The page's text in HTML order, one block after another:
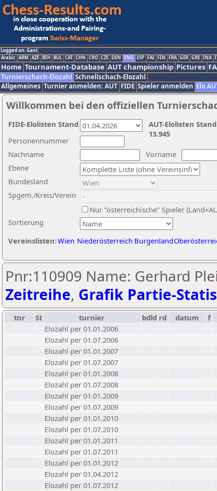
Logged on: Gast
Arabic ARM AZE BIH BUL CAT CHN CRO CZE DEN ENG ESP FAI FIN FRA GER GRE INA
Home Tournament-Database AUT championship Pictures
Turnierschach-Elozahl Schnellschach-Elozahl
Allgemeines Turnier anmelden: AUT FIDE Spieler anmelden Elo
Willkommen bei den offiziellen
Nachname
Vorname
Ebene
Sortierung
Personennummer
Bundesland
Spgem./Kreis/Verein
Nur "österreichische" Spieler
Vereinslisten:Wien Niederösterreich Burgenland
AUT-Elolisten
13.945
FIDE-Elolisten Stand
Pnr:110909 Name: Gerhard
Zeitreihe, Grafik Partie-
tnr St turnier bdld rd datum
f
Elozahl per 01.01.2006
Elozahl per 01.07.2006
Elozahl per 01.01.2007
Elozahl per 01.07.2007
Elozahl per 01.01.2008
Elozahl per 01.07.2008
Elozahl per 01.01.2009
Elozahl per 01.07.2009
Elozahl per 01.01.2010
Elozahl per 01.07.2010
Elozahl per 01.01.2011
Elozahl per 01.07.2011
Elozahl per 01.01.2012
Elozahl per 01.04.2012
Elozahl per 01.07.2012